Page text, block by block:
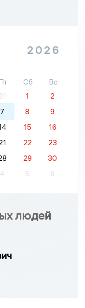
2026
Сб
Вс
1
2
7 8
9
15
16
22
23
29
30
4 5 6
людей